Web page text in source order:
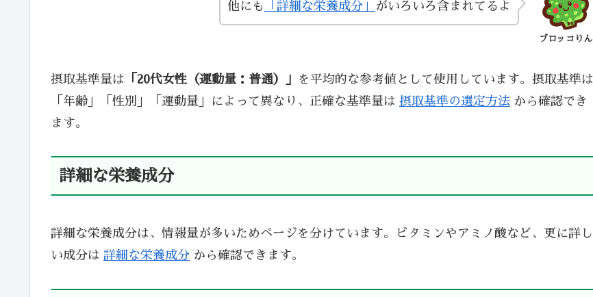
ブロッコりん
他にも 「詳細な栄養成分」 がいろいろ含まれてるよ
摂取基準量は 「20代女性（運動量：普通）」
を平均的な参考値として使用しています。摂取基準は
「年齢」「性別」「運動量」によって異なり、正確な基準量は 摂取基準の選定方法 から確認でき
ます。
詳細な栄養成分
詳細な栄養成分は、情報量が多いためページを分けています。ビタミンやアミノ酸など、更に詳し
い成分は 詳細な栄養成分 から確認できます。